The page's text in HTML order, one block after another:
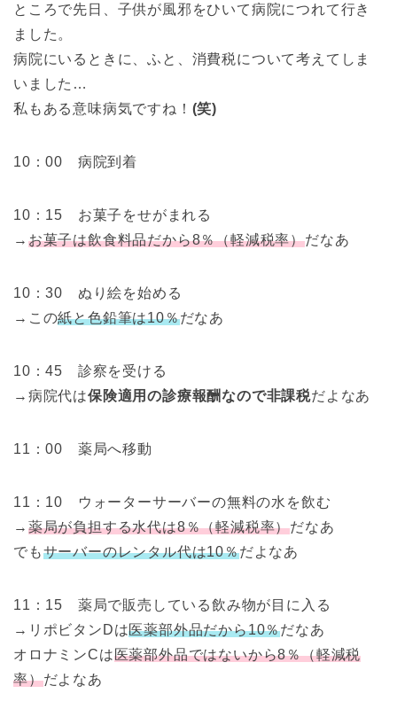
ところで先日、子供が風邪をひいて病院につれて行き
ました。
病院にいるときに、ふと、消費税について考えてしま
いました…
私もある意味病気ですね！ (笑)
10：00 病院到着
10：15 お菓子をせがまれる
→ お菓子は飲食料品だから8％（軽減税率）だなあ
10：30 ぬり絵を始める
→この紙と色鉛筆は10％だなあ
10：45 診察を受ける
→病院代は保険適用の診療報酬なので非課税だよなあ
11：00 薬局へ移動
11：10 ウォーターサーバーの無料の水を飲む
→ 薬局が負担する水代は8％（軽減税率）だなあ
でもサーバーのレンタル代は10％だよなあ
11：15 薬局で販売している飲み物が目に入る
→リポビタンDは医薬部外品だから10％だなあ
オロナミンCは医薬部外品ではないから8％（軽減税
率）だよなあ